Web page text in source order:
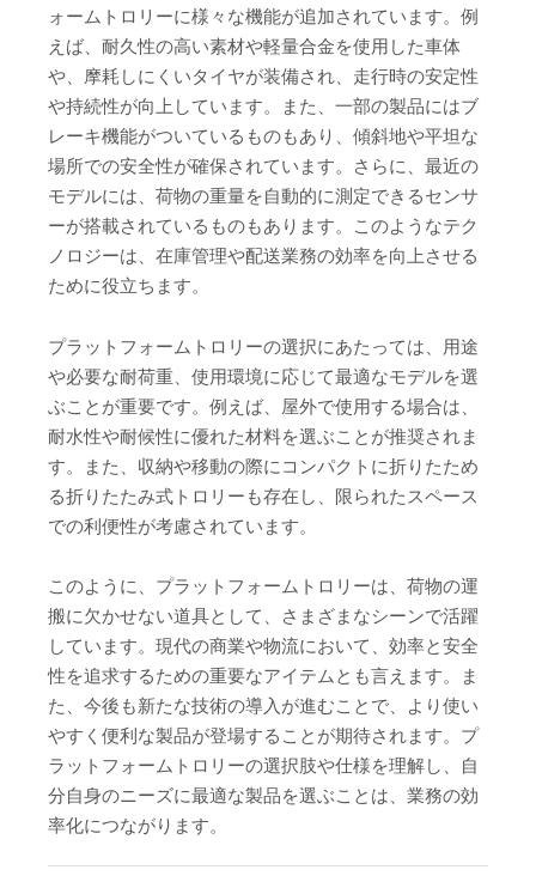
ォームトロリーに様々な機能が追加されています。例
えば、耐久性の高い素材や軽量合金を使用した車体
や、摩耗しにくいタイヤが装備され、走行時の安定性
や持続性が向上しています。また、一部の製品にはブ
レーキ機能がついているものもあり、傾斜地や平坦な
場所での安全性が確保されています。さらに、最近の
モデルには、荷物の重量を自動的に測定できるセンサ
ーが搭載されているものもあります。このようなテク
ノロジーは、在庫管理や配送業務の効率を向上させる
ために役立ちます。
プラットフォームトロリーの選択にあたっては、用途
や必要な耐荷重、使用環境に応じて最適なモデルを選
ぶことが重要です。例えば、屋外で使用する場合は、
耐水性や耐候性に優れた材料を選ぶことが推奨されま
す。また、収納や移動の際にコンパクトに折りたため
る折りたたみ式トロリーも存在し、限られたスペース
での利便性が考慮されています。
このように、プラットフォームトロリーは、荷物の運
搬に欠かせない道具として、さまざまなシーンで活躍
しています。現代の商業や物流において、効率と安全
性を追求するための重要なアイテムとも言えます。ま
た、今後も新たな技術の導入が進むことで、より使い
やすく便利な製品が登場することが期待されます。プ
ラットフォームトロリーの選択肢や仕様を理解し、自
分自身のニーズに最適な製品を選ぶことは、業務の効
率化につながります。